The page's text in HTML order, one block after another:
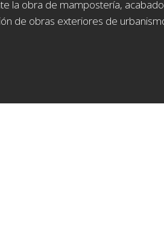
la obra de mampostería,
de obras exteriores de